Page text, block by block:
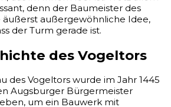
denn der Baumeister des
äußerst außergewöhnliche Idee,
der Turm gerade ist.
des Vogeltors
des Vogeltors wurde im Jahr 1445
Augsburger Bürgermeister
um ein Bauwerk mit